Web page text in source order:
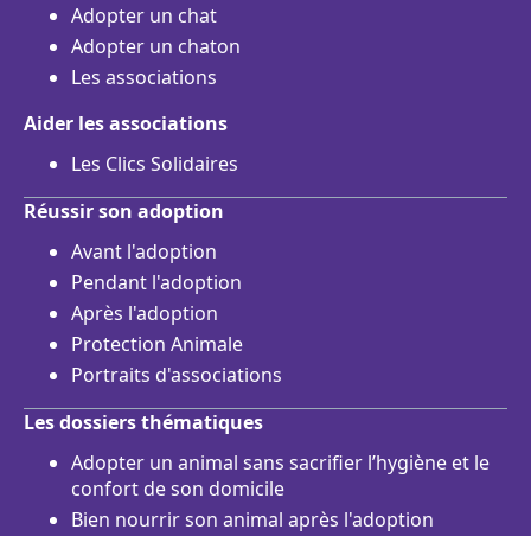
Adopter un chat
Adopter un chaton
Les associations
Aider les associations
Les Clics Solidaires
Réussir son adoption
Avant l'adoption
Pendant l'adoption
Après l'adoption
Protection Animale
Portraits d'associations
Les dossiers thématiques
Adopter un animal sans sacrifier l’hygiène et le
confort de son domicile
Bien nourrir son animal après l'adoption